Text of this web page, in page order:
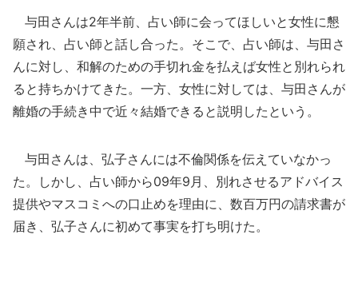
与田さんは2年半前、占い師に会ってほしいと女性に懇
願され、占い師と話し合った。そこで、占い師は、与田さ
んに対し、和解のための手切れ金を払えば女性と別れられ
ると持ちかけてきた。一方、女性に対しては、与田さんが
離婚の手続き中で近々結婚できると説明したという。
与田さんは、弘子さんには不倫関係を伝えていなかっ
た。しかし、占い師から09年9月、別れさせるアドバイス
提供やマスコミへの口止めを理由に、数百万円の請求書が
届き、弘子さんに初めて事実を打ち明けた。